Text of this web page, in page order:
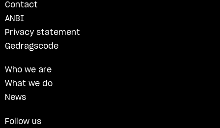
Contact
ANBI
Privacy statement
Gedragscode
Who we are
What we do
News
Follow us